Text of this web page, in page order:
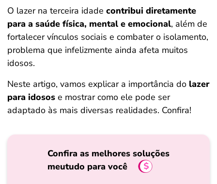
O lazer na terceira idade contribui diretamente
para a saúde física, mental e emocional, além de
fortalecer vínculos sociais e combater o isolamento,
problema que infelizmente ainda afeta muitos
idosos.
Neste artigo, vamos explicar a importância do lazer
para idosos e mostrar como ele pode ser
adaptado às mais diversas realidades. Confira!
Confira as melhores soluções
meutudo para você